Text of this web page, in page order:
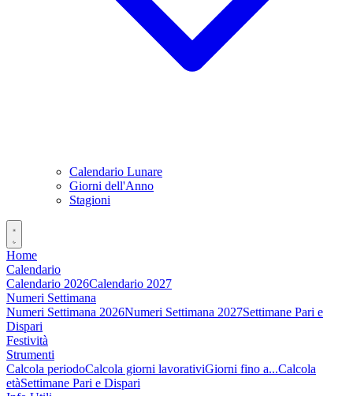
Calendario Lunare
Giorni dell'Anno
Stagioni
Home
Calendario
Calendario 2026Calendario 2027
Numeri Settimana
Numeri Settimana 2026Numeri Settimana 2027Settimane Pari e
Dispari
Festività
Strumenti
Calcola periodoCalcola giorni lavorativiGiorni fino a...Calcola
etàSettimane Pari e Dispari